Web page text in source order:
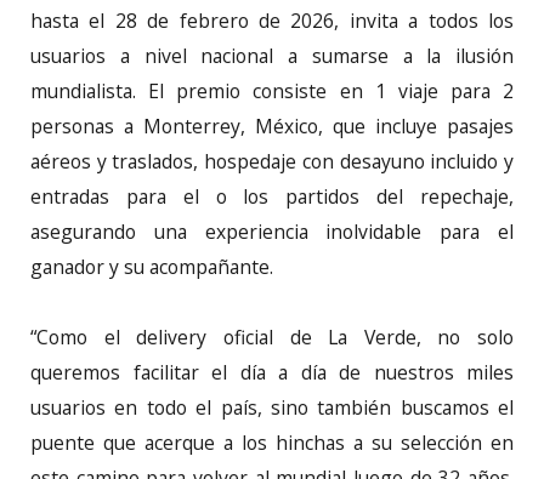
hasta el 28 de febrero de 2026, invita a todos los
usuarios a nivel nacional a sumarse a la ilusión
mundialista. El premio consiste en 1 viaje para 2
personas a Monterrey, México, que incluye pasajes
aéreos y traslados, hospedaje con desayuno incluido y
entradas para el o los partidos del repechaje,
asegurando una experiencia inolvidable para el
ganador y su acompañante.
“Como el delivery oficial de La Verde, no solo
queremos facilitar el día a día de nuestros miles
usuarios en todo el país, sino también buscamos el
puente que acerque a los hinchas a su selección en